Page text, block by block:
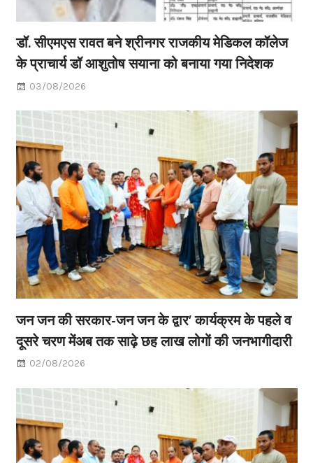
डॉ. सीएमएस रावत बने श्रीनगर राजकीय मेडिकल कॉलेज
के प्राचार्य डॉ आशुतोष सयाना को बनाया गया निदेशक
03/08/2026
जन जन की सरकार-जन जन के द्वार’ कार्यक्रम के पहले व
दूसरे चरण मेंअब तक साढ़े छह लाख लोगों की जनभागीदारी
02/08/2026